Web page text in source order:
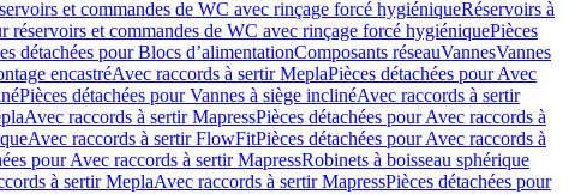
et commandes de WC avec rinçage forcé hygiéniqueRéservoirs à
réservoirs et commandes de WC avec rinçage forcé hygiéniquePièces
détachées pour Blocs d’alimentationComposants réseauVannesVannes
encastréAvec raccords à sertir MeplaPièces détachées pour Avec
Pièces détachées pour Vannes à siège inclinéAvec raccords à sertir
Avec raccords à sertir MapressPièces détachées pour Avec raccords à
Avec raccords à sertir FlowFitPièces détachées pour Avec raccords à
pour Avec raccords à sertir MapressRobinets à boisseau sphérique
à sertir MeplaAvec raccords à sertir MapressPièces détachées pour